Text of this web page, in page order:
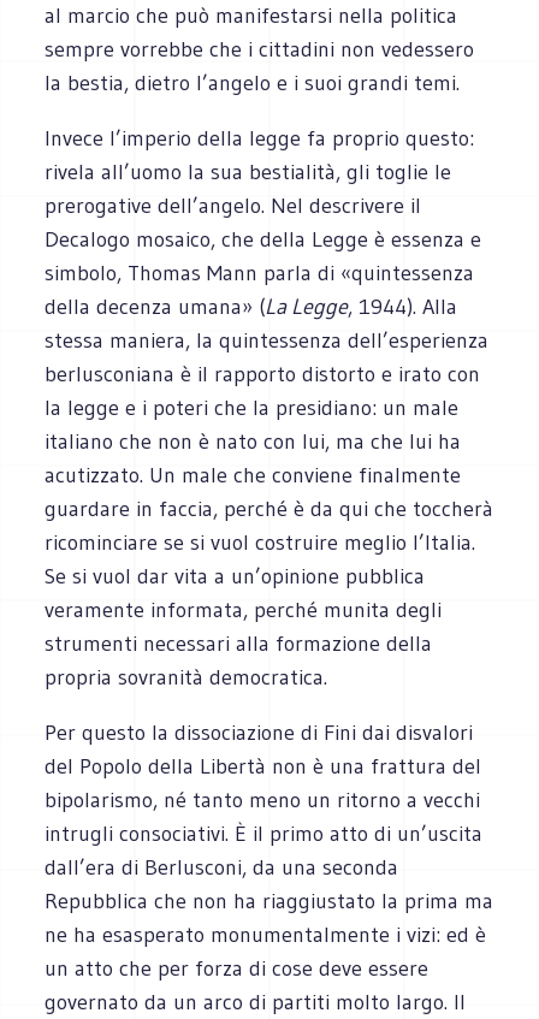
al marcio che può manifestarsi nella politica
sempre vorrebbe che i cittadini non vedessero
la bestia, dietro l’angelo e i suoi grandi temi.
Invece l’imperio della legge fa proprio questo:
rivela all’uomo la sua bestialità, gli toglie le
prerogative dell’angelo. Nel descrivere il
Decalogo mosaico, che della Legge è essenza e
simbolo, Thomas Mann parla di «quintessenza
della decenza umana» (La Legge, 1944). Alla
stessa maniera, la quintessenza dell’esperienza
berlusconiana è il rapporto distorto e irato con
la legge e i poteri che la presidiano: un male
italiano che non è nato con lui, ma che lui ha
acutizzato. Un male che conviene finalmente
guardare in faccia, perché è da qui che toccherà
ricominciare se si vuol costruire meglio l’Italia.
Se si vuol dar vita a un’opinione pubblica
veramente informata, perché munita degli
strumenti necessari alla formazione della
propria sovranità democratica.
Per questo la dissociazione di Fini dai disvalori
del Popolo della Libertà non è una frattura del
bipolarismo, né tanto meno un ritorno a vecchi
intrugli consociativi. È il primo atto di un’uscita
dall’era di Berlusconi, da una seconda
Repubblica che non ha riaggiustato la prima ma
ne ha esasperato monumentalmente i vizi: ed è
un atto che per forza di cose deve essere
governato da un arco di partiti molto largo. Il